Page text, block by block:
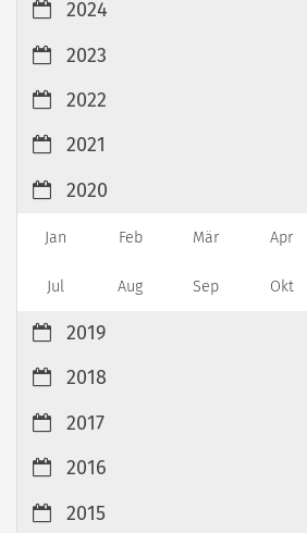
2024
2023
2022
2021
2020
Jan Feb Mär Apr
Jul Aug Sep Okt
2019
2018
2017
2016
2015